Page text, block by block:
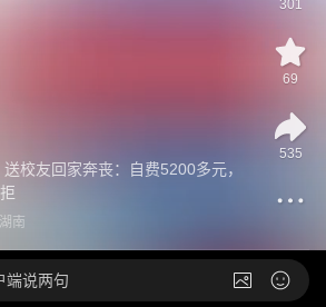
校友回家奔丧：自费5200多元，
湖南
301
69
535
端说两句